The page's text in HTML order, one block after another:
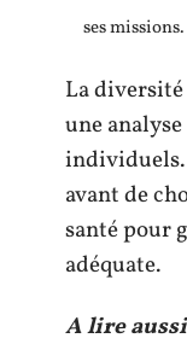
ses missions.
La
une
individuels.
avant de
santé pour
adéquate.
A lire